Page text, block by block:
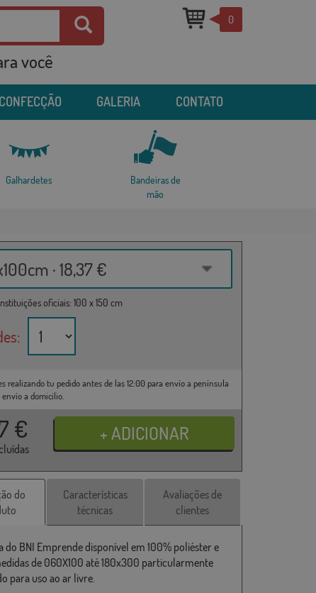
você
0
GALERIA CONTATO
Galhardetes
Bandeiras de
mão
· 18,37 €
oficiais: 100 x 150 cm
realizando tu pedido antes de las 12:00 para envío a península
a domicilio.
€
do
Características
técnicas
Avaliações de
clientes
do BNI Emprende disponível em 100% poliéster e
de 060X100 até 180x300 particularmente
para uso ao ar livre.